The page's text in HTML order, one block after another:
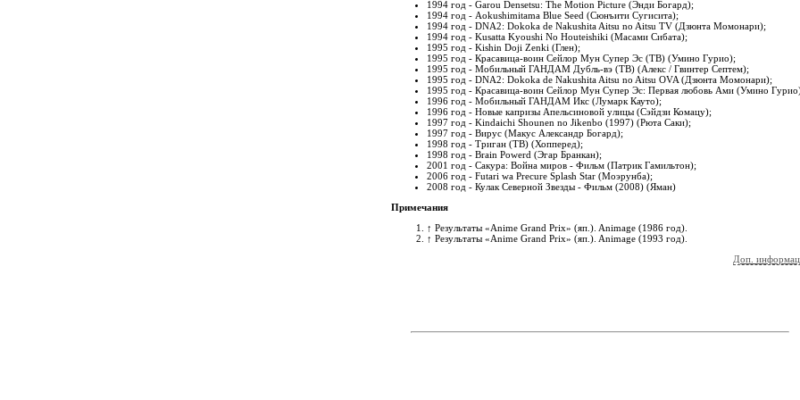
1994 год - Garou Densetsu: The Motion Picture (Энди Богард);
1994 год - Aokushimitama Blue Seed (Сюнъити Сугисита);
1994 год - DNA2: Dokoka de Nakushita Aitsu no Aitsu TV (Дзюнта Момонари);
1994 год - Kusatta Kyoushi No Houteishiki (Масами Сибата);
1995 год - Kishin Doji Zenki (Глен);
1995 год - Красавица-воин Сейлор Мун Супер Эс (ТВ) (Умино Гурио);
1995 год - Мобильный ГАНДАМ Дубль-вэ (ТВ) (Алекс / Гвинтер Септем);
1995 год - DNA2: Dokoka de Nakushita Aitsu no Aitsu OVA (Дзюнта Момонари);
1995 год - Красавица-воин Сейлор Мун Супер Эс: Первая любовь Ами (Умино
1996 год - Мобильный ГАНДАМ Икс (Лумарк Кауто);
1996 год - Новые капризы Апельсиновой улицы (Сэйдзи Комацу);
1997 год - Kindaichi Shounen no Jikenbo (1997) (Рюта Саки);
1997 год - Вирус (Макус Александр Богард);
1998 год - Триган (ТВ) (Хопперед);
1998 год - Brain Powerd (Эгар Бранкан);
2001 год - Сакура: Война миров - Фильм (Патрик Гамильтон);
2006 год - Futari wa Precure Splash Star (Моэрунба);
2008 год - Кулак Северной Звезды - Фильм (2008) (Яман)
Примечания
↑ Результаты «Anime Grand Prix» (яп.). Animage (1986 год).
↑ Результаты «Anime Grand Prix» (яп.). Animage (1993 год).
Доп.